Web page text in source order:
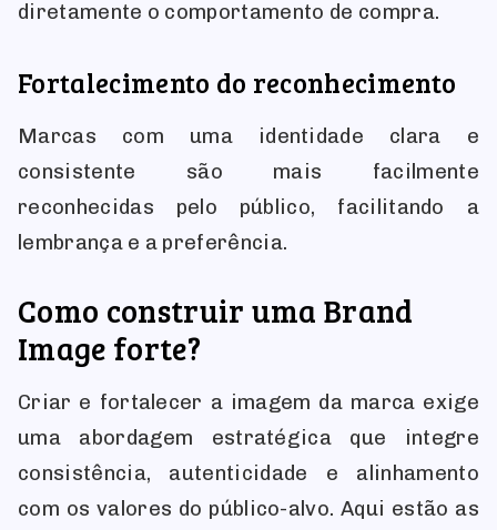
diretamente o comportamento de compra.
Fortalecimento do reconhecimento
Marcas com uma identidade clara e
consistente são mais facilmente
reconhecidas pelo público, facilitando a
lembrança e a preferência.
Como construir uma Brand
Image forte?
Criar e fortalecer a imagem da marca exige
uma abordagem estratégica que integre
consistência, autenticidade e alinhamento
com os valores do público-alvo. Aqui estão as